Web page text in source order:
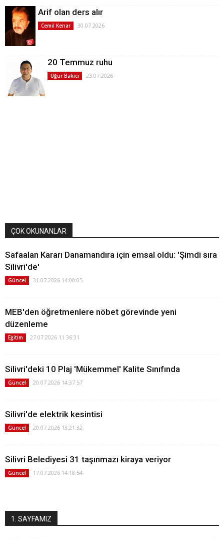
Arif olan ders alır
Cemil Kenar 30.07.2026
20 Temmuz ruhu
Uğur Bakıcı 23.07.2026
ÇOK OKUNANLAR
Safaalan Kararı Danamandıra için emsal oldu: 'Şimdi sıra
Silivri'de'
Güncel 31.07.2026 14:00:05
MEB'den öğretmenlere nöbet görevinde yeni
düzenleme
Eğitim 27.07.2026 11:36:31
Silivri'deki 10 Plaj 'Mükemmel' Kalite Sınıfında
Güncel 20.07.2026 14:37:57
Silivri'de elektrik kesintisi
Güncel 20.07.2026 13:21:32
Silivri Belediyesi 31 taşınmazı kiraya veriyor
Güncel 17.07.2026 14:18:54
1. SAYFAMIZ